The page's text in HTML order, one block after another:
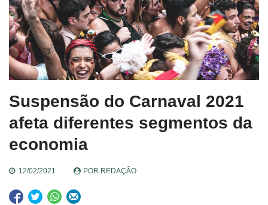
Suspensão do Carnaval 2021
afeta diferentes segmentos da
economia
12/02/2021 POR REDAÇÃO